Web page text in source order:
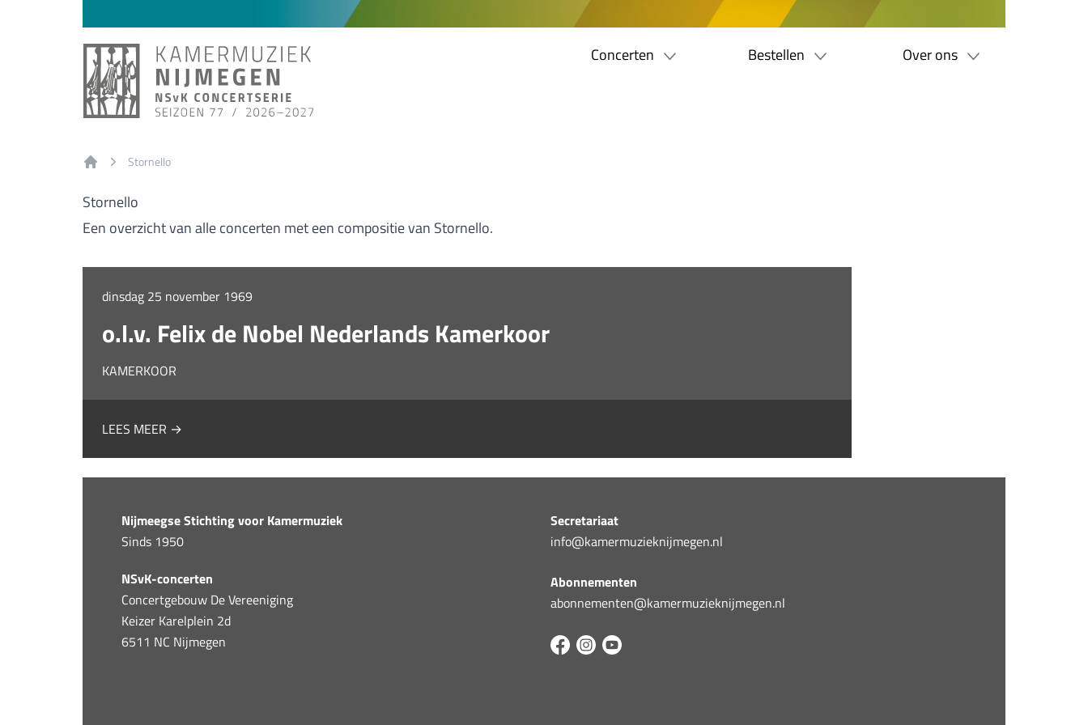
Concerten Bestellen Over ons
Stornello
Stornello
Een overzicht van alle concerten met een compositie van Stornello.
dinsdag 25 november 1969
o.l.v. Felix de Nobel Nederlands Kamerkoor
KAMERKOOR
LEES MEER →
Nijmeegse Stichting voor Kamermuziek
Sinds 1950
NSvK-concerten
Concertgebouw De Vereeniging
Keizer Karelplein 2d
6511 NC Nijmegen
Secretariaat
info@kamermuzieknijmegen.nl
Abonnementen
abonnementen@kamermuzieknijmegen.nl